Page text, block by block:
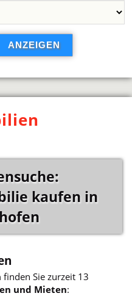
kaufen in
finden Sie zurzeit 13
und Mieten: